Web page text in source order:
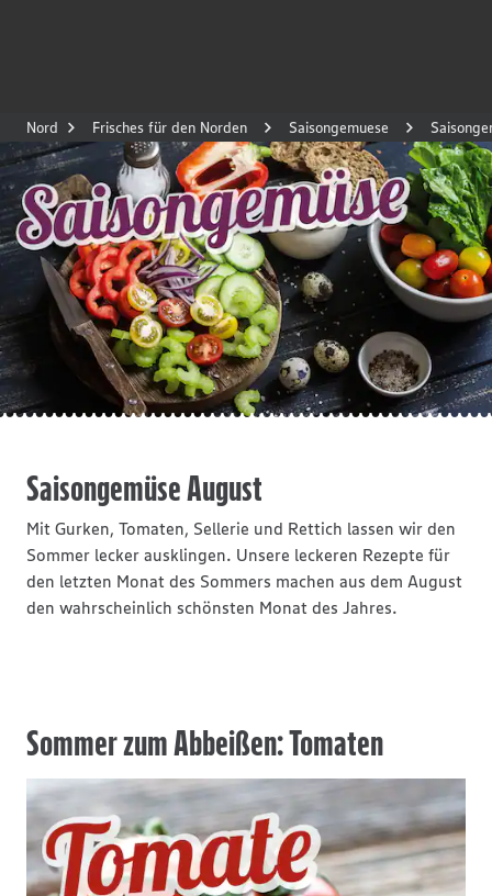
Nord Frisches für den Norden Saisongemuese
Saisongemüse August
Mit Gurken, Tomaten, Sellerie und Rettich lassen wir den
Sommer lecker ausklingen. Unsere leckeren Rezepte für
den letzten Monat des Sommers machen aus dem August
den wahrscheinlich schönsten Monat des Jahres.
Sommer zum Abbeißen: Tomaten